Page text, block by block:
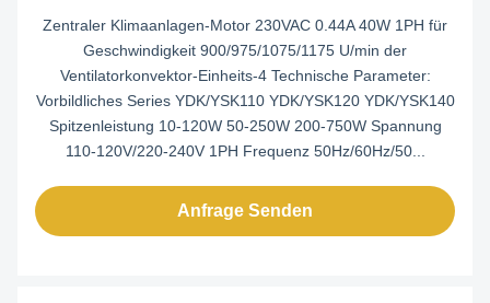
Zentraler Klimaanlagen-Motor 230VAC 0.44A 40W 1PH für
Geschwindigkeit 900/975/1075/1175 U/min der
Ventilatorkonvektor-Einheits-4 Technische Parameter:
Vorbildliches Series YDK/YSK110 YDK/YSK120 YDK/YSK140
Spitzenleistung 10-120W 50-250W 200-750W Spannung
110-120V/220-240V 1PH Frequenz 50Hz/60Hz/50...
Anfrage Senden